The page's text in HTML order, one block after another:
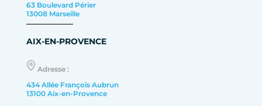
63 Boulevard Périer
13008 Marseille
AIX-EN-PROVENCE
Adresse :
434 Allée François Aubrun
13100 Aix-en-Provence